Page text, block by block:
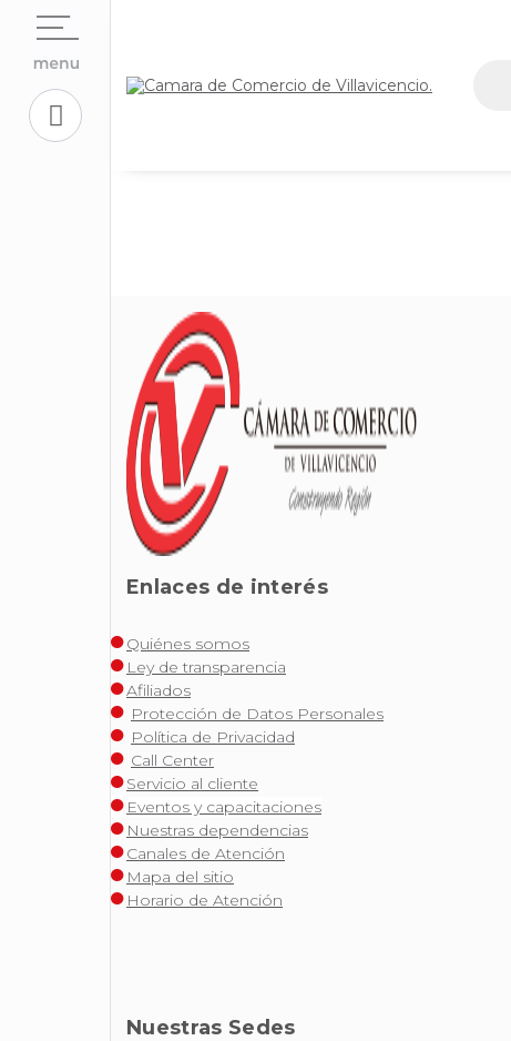
Enlaces de interés
Quiénes somos
Ley de transparencia
Afiliados
Protección de Datos Personales
Política de Privacidad
Call Center
Servicio al cliente
Eventos y capacitaciones
Nuestras dependencias
Canales de Atención
Mapa del sitio
Horario de Atención
Nuestras Sedes